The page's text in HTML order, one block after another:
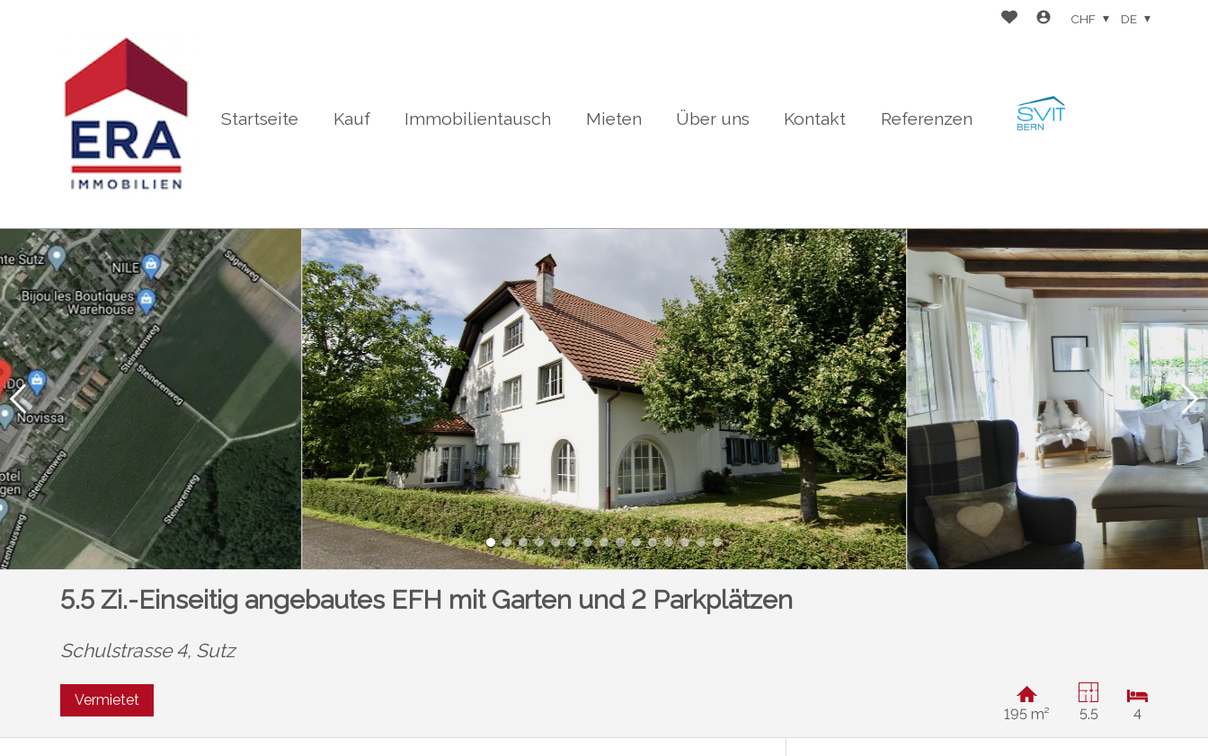
Startseite Kauf Immobilientausch Mieten Über uns Kontakt Referenzen
CHF DE
5.5 Zi.-Einseitig angebautes EFH mit Garten und 2 Parkplätzen
Schulstrasse 4, Sutz
Vermietet
195 m²
5.5 4